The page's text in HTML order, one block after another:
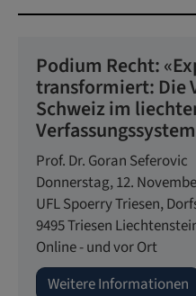
Podium Recht:
transformiert: Die
Schweiz im
Prof. Dr. Goran Seferovic
Donnerstag, 12.
UFL Spoerry Triesen,
9495Triesen
Online - und vor Ort
Weitere Informationen